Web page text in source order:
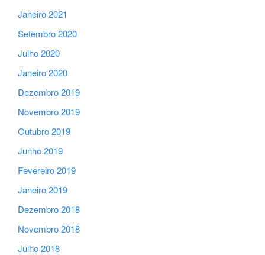
Janeiro 2021
Setembro 2020
Julho 2020
Janeiro 2020
Dezembro 2019
Novembro 2019
Outubro 2019
Junho 2019
Fevereiro 2019
Janeiro 2019
Dezembro 2018
Novembro 2018
Julho 2018